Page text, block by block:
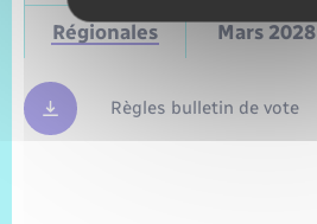
Régionales Mars 2028
Règles bulletin de vote